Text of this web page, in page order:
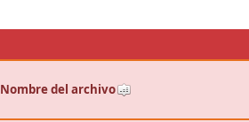
Nombre del archivo